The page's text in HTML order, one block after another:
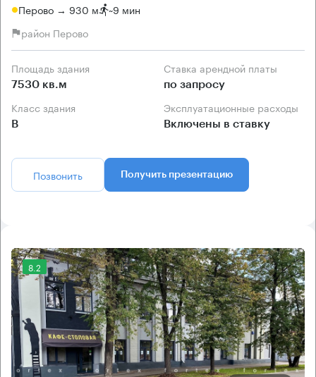
Перово → 930 м ~9 мин
район Перово
Площадь здания
7530 кв.м
Ставка арендной платы
по запросу
Класс здания
B
Эксплуатационные расходы
Включены в ставку
Позвонить Получить презентацию
8.2